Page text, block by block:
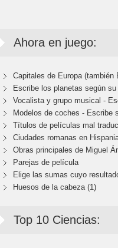
Ahora en juego:
Capitales de Europa (también
Escribe los planetas según
Vocalista y grupo musical -
Modelos de coches - Escribe
Títulos de películas mal
Ciudades romanas en
Obras principales de Miguel
Parejas de película
Elige las sumas cuyo
Huesos de la cabeza (1)
Top 10 Ciencias: